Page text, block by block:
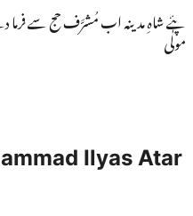
پئے شاہِ مدینہ اب مُشرَّف حج سے
مولٰی
Ilyas Atar